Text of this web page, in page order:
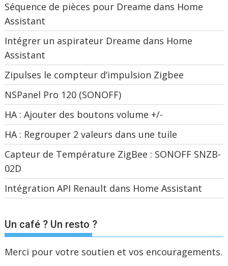
Séquence de pièces pour Dreame dans Home
Assistant
Intégrer un aspirateur Dreame dans Home
Assistant
Zipulses le compteur d’impulsion Zigbee
NSPanel Pro 120 (SONOFF)
HA : Ajouter des boutons volume +/-
HA : Regrouper 2 valeurs dans une tuile
Capteur de Température ZigBee : SONOFF SNZB-
02D
Intégration API Renault dans Home Assistant
Un café ? Un resto ?
Merci pour votre soutien et vos encouragements.